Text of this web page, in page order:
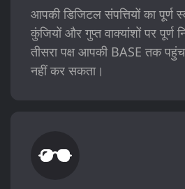
आपकी डिजिटल संपत्तियों का पूर्ण
कुंजियों और गुप्त वाक्यांशों पर पूर्ण
तीसरा पक्ष आपकी BASE तक
नहीं कर सकता।